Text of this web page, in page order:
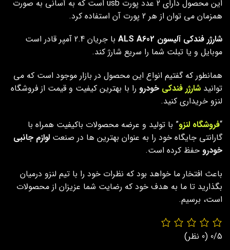
این محصول دارای 2 عدد پورت usb است که به آسانی به صورت
همزمان می توان از هر 2 پورت آن استفاده کرد.
شارژر فندکی آلیسون ALS A602
با جریان 2.4 آمپر قادر است
موبایل و یا تبلت شما را سریع شارژ کند.
همانطور که گفتیم انواع این محصول در بازار موجود است که می
توانید شارژر فندکی خودرو را با بهترین کیفیت و قیمت از فروشگاه
لنزو خریداری کنید.
“فروشگاه لنزو” با تولید و عرضه محصولات باکیفیت همراه با
گارانتی جایگاه خود را به عنوان بهترین ها در صنعت لوازم جانبی
خودرو حفظ کرده است.
باعث افتخار ما خواهد بود که نظرات خود را با تیم لنزو درمیان
بگذارید تا ما به هدف خود که رضایت شما عزیزان از محصولات
است، برسیم.
0/5 (0 نظر)